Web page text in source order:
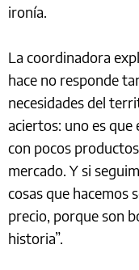
ironía.
La coordinadora
hace no responde
necesidades del
aciertos: uno es
con pocos
mercado. Y si
cosas que hacemos
precio, porque son
historia”.